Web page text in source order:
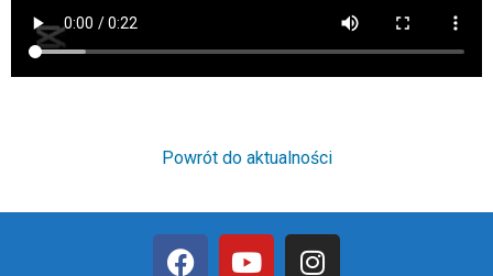
Powrót do aktualności